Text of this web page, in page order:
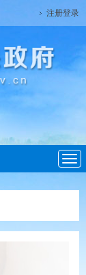
注册登录
导
航